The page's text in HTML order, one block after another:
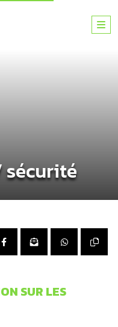
SUR LES